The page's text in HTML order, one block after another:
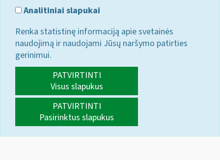
Analitiniai slapukai
Renka statistinę informaciją apie svetainės
naudojimą ir naudojami Jūsų naršymo patirties
gerinimui.
PATVIRTINTI
Visus slapukus
PATVIRTINTI
Pasirinktus slapukus